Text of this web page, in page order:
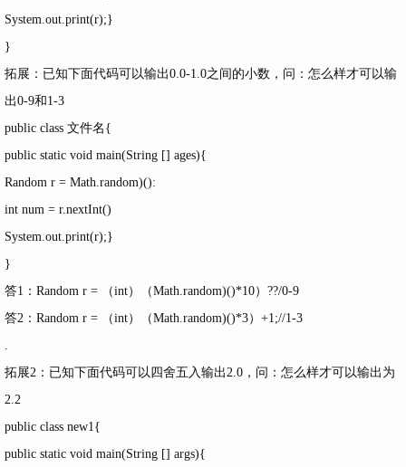
System.out.print(r);}
}
拓展：已知下面代码可以输出0.0-1.0之间的小数，问：怎么样才可以输
出0-9和1-3
public class 文件名{
public static void main(String [] ages){
Random r = Math.random)():
int num = r.nextInt()
System.out.print(r);}
}
答1：Random r = （int）（Math.random)()*10）??/0-9
答2：Random r = （int）（Math.random)()*3）+1;//1-3
拓展2：已知下面代码可以四舍五入输出2.0，问：怎么样才可以输出为
2.2
public class new1{
public static void main(String [] args){